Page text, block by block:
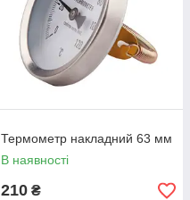
Термометр накладний 63 мм
В наявності
210 ₴